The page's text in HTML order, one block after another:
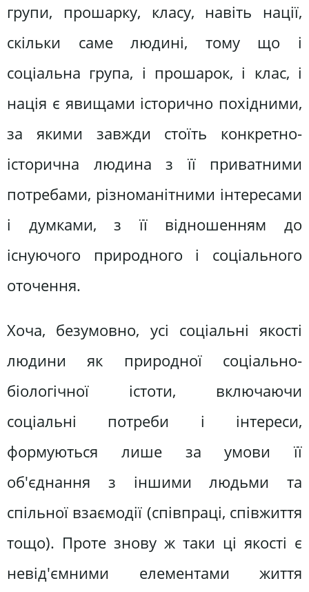
групи, прошарку, класу, навіть нації,
скільки саме людині, тому що і
соціальна група, і прошарок, і клас, і
нація є явищами історично похідними,
за якими завжди стоїть конкретно-
історична людина з її приватними
потребами, різноманітними інтересами
і думками, з її відношенням до
існуючого природного і соціального
оточення.
Хоча, безумовно, усі соціальні якості
людини як природної соціально-
біологічної істоти, включаючи
соціальні потреби і інтереси,
формуються лише за умови її
об'єднання з іншими людьми та
спільної взаємодії (співпраці, співжиття
тощо). Проте знову ж таки ці якості є
невід'ємними елементами життя